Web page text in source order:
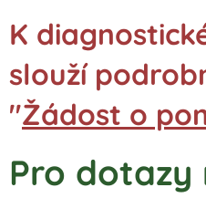
K
slouží
"Žádost o
Pro dotazy